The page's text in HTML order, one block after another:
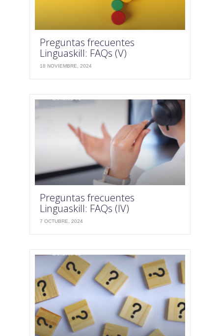
Preguntas frecuentes
Linguaskill: FAQs (V)
18 NOVIEMBRE, 2024
Preguntas frecuentes
Linguaskill: FAQs (IV)
7 OCTUBRE, 2024